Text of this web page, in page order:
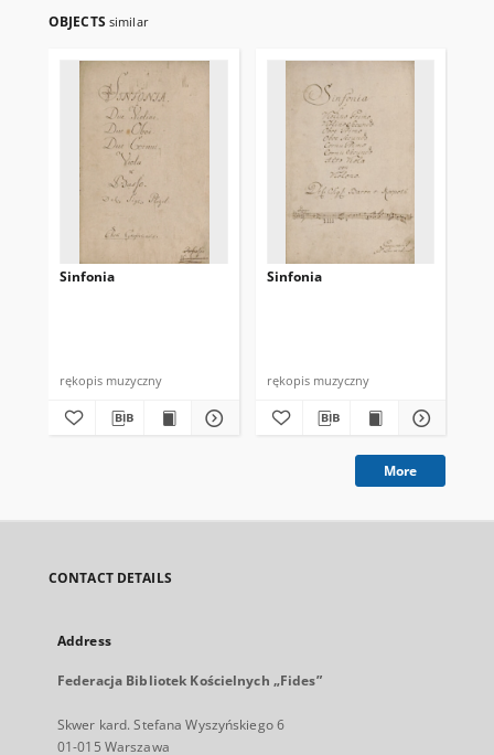
OBJECTS similar
Sinfonia
rękopis muzyczny
Sinfonia
rękopis muzyczny
More
CONTACT DETAILS
Address
Federacja Bibliotek Kościelnych „Fides”
Skwer kard. Stefana Wyszyńskiego 6
01-015 Warszawa